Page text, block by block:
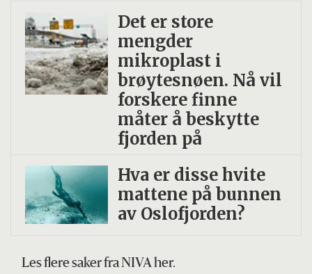
Det er store
mengder
mikroplast i
brøytesnøen. Nå vil
forskere finne
måter å beskytte
fjorden på
Hva er disse hvite
mattene på bunnen
av Oslofjorden?
Les flere saker fra NIVA her.